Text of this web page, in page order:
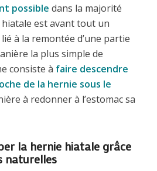
possible dans la majorité
hiatale est avant tout un
à la remontée d’une partie
la plus simple de
consiste à faire descendre
de la hernie sous le
à redonner à l’estomac sa
la hernie hiatale grâce
naturelles